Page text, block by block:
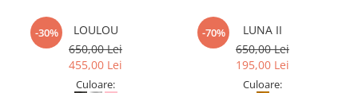
-30%
LOULOU
650,00 Lei
455,00 Lei
Culoare:
-70%
LUNA II
650,00 Lei
195,00 Lei
Culoare: